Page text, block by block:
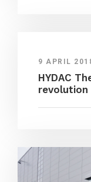
9 APRIL
HYDAC
revolution